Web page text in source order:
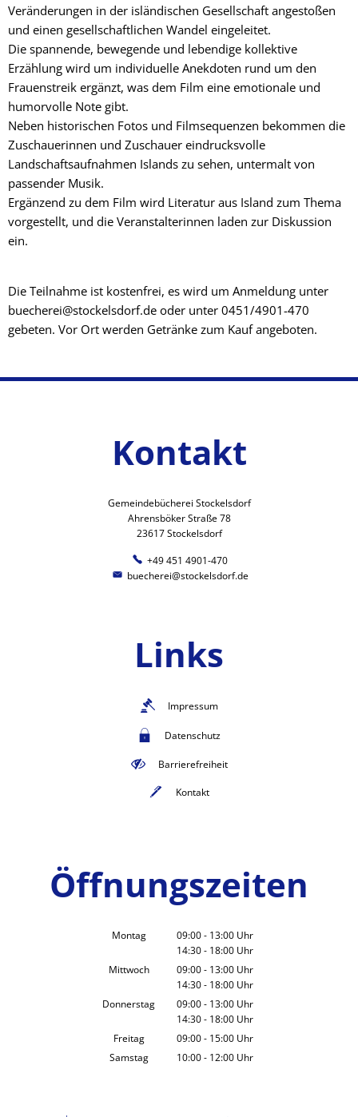
Veränderungen in der isländischen Gesellschaft angestoßen
und einen gesellschaftlichen Wandel eingeleitet.
Die spannende, bewegende und lebendige kollektive
Erzählung wird um individuelle Anekdoten rund um den
Frauenstreik ergänzt, was dem Film eine emotionale und
humorvolle Note gibt.
Neben historischen Fotos und Filmsequenzen bekommen die
Zuschauerinnen und Zuschauer eindrucksvolle
Landschaftsaufnahmen Islands zu sehen, untermalt von
passender Musik.
Ergänzend zu dem Film wird Literatur aus Island zum Thema
vorgestellt, und die Veranstalterinnen laden zur Diskussion
ein.
Die Teilnahme ist kostenfrei, es wird um Anmeldung unter
buecherei@stockelsdorf.de oder unter 0451/4901-470
gebeten. Vor Ort werden Getränke zum Kauf angeboten.
Kontakt
Gemeindebücherei Stockelsdorf
Ahrensböker Straße 78
23617 Stockelsdorf
+49 451 4901-470
buecherei@stockelsdorf.de
Links
Impressum
Datenschutz
Barrierefreiheit
Kontakt
Öffnungszeiten
Montag 09:00- 13:00 Uhr
Von 09:00 bis 13:00 Uhr
14:30- 18:00 Uhr
Von 14:30 bis 18:00 Uhr
Mittwoch 09:00- 13:00 Uhr
Von 09:00 bis 13:00 Uhr
14:30- 18:00 Uhr
Von 14:30 bis 18:00 Uhr
Donnerstag 09:00- 13:00 Uhr
Von 09:00 bis 13:00 Uhr
14:30- 18:00 Uhr
Von 14:30 bis 18:00 Uhr
Freitag 09:00- 15:00 Uhr
Von 09:00 bis 15:00 Uhr
Samstag 10:00- 12:00 Uhr